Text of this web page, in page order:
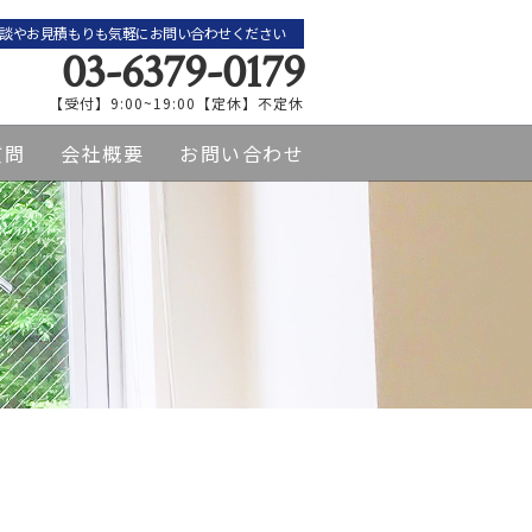
やお見積もりも気軽にお問い合わせください
03-6379-0179
【受付】9:00~19:00【定休】不定休
会社概要 お問い合わせ